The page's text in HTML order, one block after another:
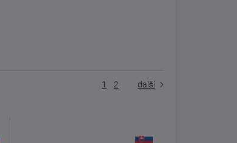
2
1 další